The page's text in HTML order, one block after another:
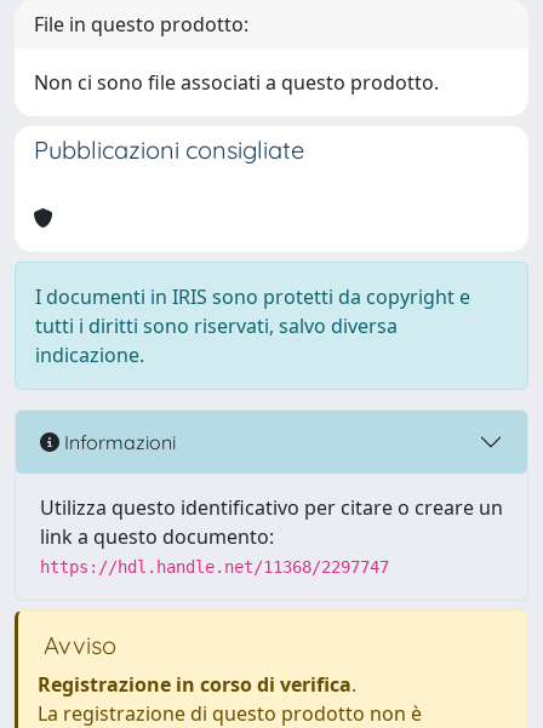
File in questo prodotto:
Non ci sono file associati a questo prodotto.
Pubblicazioni consigliate
I documenti in IRIS sono protetti da copyright e
tutti i diritti sono riservati, salvo diversa
indicazione.
Informazioni
Utilizza questo identificativo per citare o creare un
link a questo documento:
https://hdl.handle.net/11368/2297747
Avviso
Registrazione in corso di verifica.
La registrazione di questo prodotto non è